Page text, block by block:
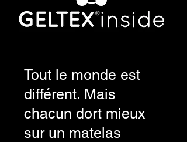
Tout le monde est
différent. Mais
chacun dort mieux
sur un matelas